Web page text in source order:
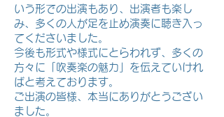
いう形での出演もあり、出演者も楽し
み、多くの人が足を止め演奏に聴き入っ
てくださいました。
今後も形式や様式にとらわれず、多くの
方々に「吹奏楽の魅力」を伝えていけれ
ばと考えております。
​ご出演の皆様、本当にありがとうござい
ました。